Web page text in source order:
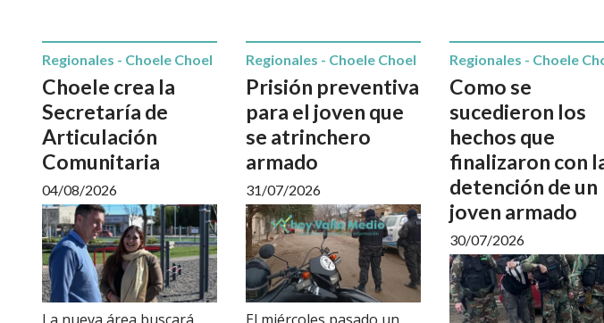
Choele crea la
Secretaría de
Articulación
Comunitaria
Regionales - Choele Choel
04/08/2026
La nueva área buscará
Prisión preventiva
para el joven que
se atrinchero
armado
Regionales - Choele Choel
31/07/2026
El miércoles pasado un
Como se
sucedieron los
hechos que
finalizaron con
detención de un
joven armado
Regionales - Choele
30/07/2026